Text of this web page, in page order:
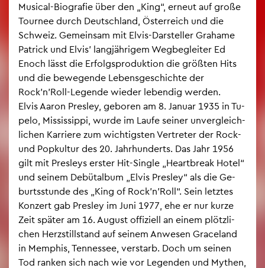
Mu­si­cal-Bio­gra­fie über den „King“, er­neut auf große
Tour­nee durch Deutsch­land, Ös­ter­reich und die
Schweiz. Ge­mein­sam mit Elvis-Dar­stel­ler Gra­ha­me
Pa­trick und Elvis’ lang­jäh­ri­gem Weg­be­glei­ter Ed
Enoch lässt die Er­folgs­pro­duk­ti­on die grö­ß­ten Hits
und die be­we­gen­de Le­bens­ge­schich­te der
Rock’n’Roll-Le­gen­de wie­der le­ben­dig wer­den.
Elvis Aaron Pres­ley, ge­bo­ren am 8. Ja­nu­ar 1935 in Tu­
pe­lo, Mis­sis­sip­pi, wurde im Laufe sei­ner un­ver­gleich­
li­chen Kar­rie­re zum wich­tigs­ten Ver­tre­ter der Rock-
und Pop­kul­tur des 20. Jahr­hun­derts. Das Jahr 1956
gilt mit Pres­leys ers­ter Hit-Sin­gle „Heart­break Hotel“
und sei­nem De­büt­al­bum „Elvis Pres­ley“ als die Ge­
burts­stun­de des „King of Rock’n’Roll“. Sein letz­tes
Kon­zert gab Pres­ley im Juni 1977, ehe er nur kurze
Zeit spä­ter am 16. Au­gust of­fi­zi­ell an einem plötz­li­
chen Herz­still­stand auf sei­nem An­we­sen Grace­land
in Mem­phis, Ten­nes­see, ver­starb. Doch um sei­nen
Tod ran­ken sich nach wie vor Le­gen­den und My­then,